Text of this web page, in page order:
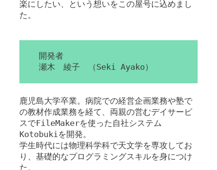
楽にしたい、という想いをこの屋号に込めまし
た。
開発者
瀬木 綾子 （Seki Ayako）
鹿児島大学卒業。病院での経営企画業務や塾で
の教材作成業務を経て、両親の営むデイサービ
スでFileMakerを使った自社システム
Kotobukiを開発。
学生時代には物理科学科で天文学を専攻してお
り、基礎的なプログラミングスキルを身につけ
た。